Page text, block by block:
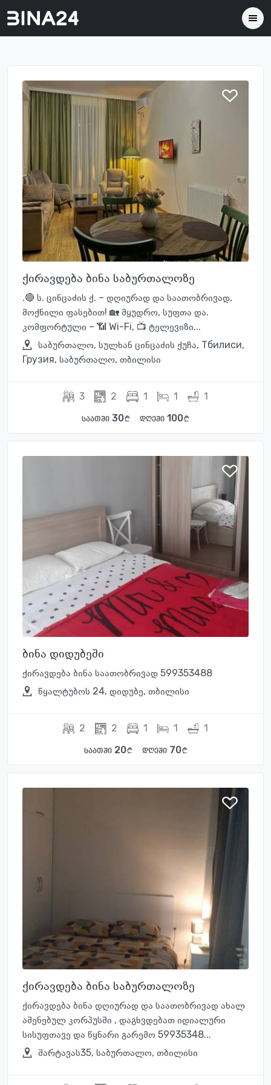
ქირავდება ბინა საბურთალოზე
.🔴 ს. ცინცაძის ქ. – დღიურად და საათობრივად,
მოქნილი ფასებით! 🏡 მყუდრო, სუფთა და.
კომფორტული – 📶 Wi-Fi, 📺 ტელევიზი...
საბურთალო, სულხან ცინცაძის ქუჩა, Тбилиси,
Грузия, საბურთალო, თბილისი
3 2 1 1 1
საათში 30 დღეში 100
ბინა დიდუბეში
ქირავდება ბინა საათობრივად 599353488
წყალტუბოს 24, დიდუბე, თბილისი
2 2 1 1 1
საათში 20 დღეში 70
ქირავდება ბინა საბურთალოზე
ქირავდება ბინა დღიურად და საათობრივად ახალ
აშენებულ კორპუსში , დაგხვდებათ იდიალური
სისუფთავე და წყნარი გარემო 59935348...
შარტავას35, საბურთალო, თბილისი